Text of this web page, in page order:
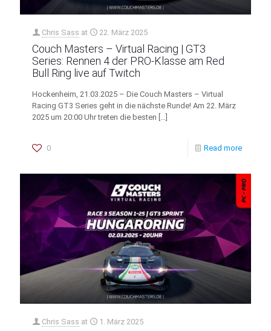
Chris Sass at 22. März 2025
Couch Masters – Virtual Racing | GT3
Series: Rennen 4 der PRO-Klasse am Red
Bull Ring live auf Twitch
Hockenheim, 21.03.2025 – Die Couch Masters – Virtual
Racing GT3 Series geht in die nächste Runde! Am 22. März
2025 um 20:00 Uhr treten die besten […]
0 Read more
Chris Sass at 1. März 2025